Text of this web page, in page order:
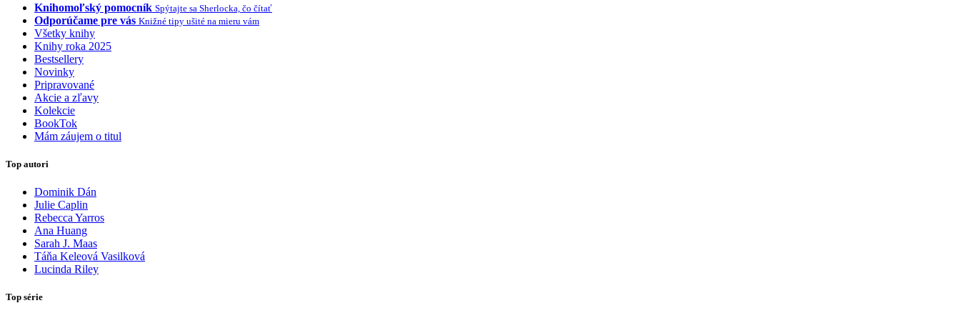
Knihomoľský pomocník Spýtajte sa Sherlocka, čo čítať
Odporúčame pre vás Knižné tipy ušité na mieru vám
Všetky knihy
Knihy roka 2025
Bestsellery
Novinky
Pripravované
Akcie a zľavy
Kolekcie
BookTok
Mám záujem o titul
Top autori
Dominik Dán
Julie Caplin
Rebecca Yarros
Ana Huang
Sarah J. Maas
Táňa Keleová Vasilková
Lucinda Riley
Top série